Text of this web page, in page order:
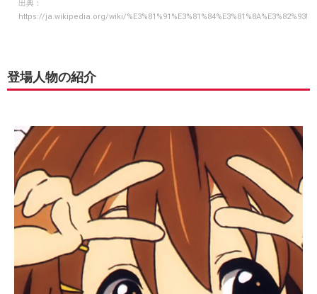
出典：
https://ja.wikipedia.org/wiki/%E3%81%91%E3%81%84%E3%81%8A%E3%82%93!
登場人物の紹介